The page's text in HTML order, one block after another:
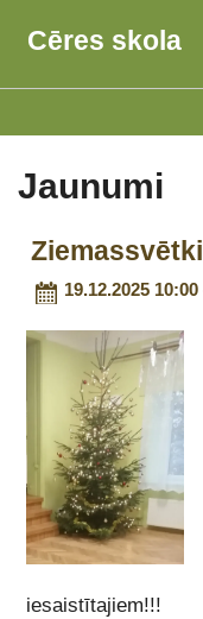
Cēres skola
Jaunumi
19.12.2025
iesaistītajiem!!!